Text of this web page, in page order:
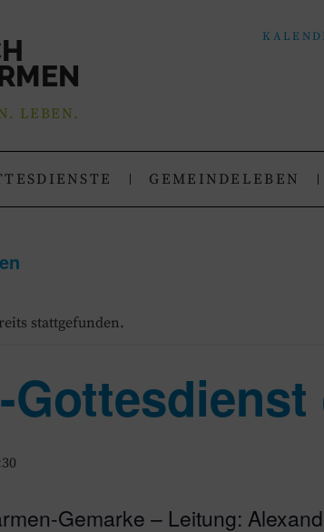
LEBEN.
GEMEINDELEBEN
stattgefunden.
Gemarke – Leitung: